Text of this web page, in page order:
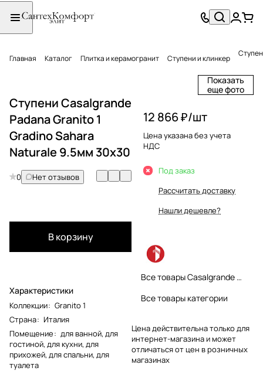
Главная Каталог Плитка и керамогранит Ступени и клинкер
Показать
еще фото
Ступени Casalgrande
Padana Granito 1
Gradino Sahara
Naturale 9.5мм 30х30
0 Нет отзывов
В корзину
Характеристики
Коллекции: Granito 1
Страна: Италия
Помещение: для ванной, для
гостиной, для кухни, для
прихожей, для спальни, для
туалета
12 866 ₽/шт
Цена указана без учета
НДС
Под заказ
Рассчитать доставку
Нашли дешевле?
Все товары Casalgrande Padana
Все товары категории
Цена действительна только для
интернет-магазина и может
отличаться от цен в розничных
магазинах